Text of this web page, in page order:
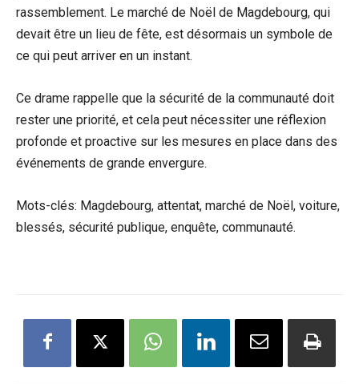
rassemblement. Le marché de Noël de Magdebourg, qui
devait être un lieu de fête, est désormais un symbole de
ce qui peut arriver en un instant.
Ce drame rappelle que la sécurité de la communauté doit
rester une priorité, et cela peut nécessiter une réflexion
profonde et proactive sur les mesures en place dans des
événements de grande envergure.
Mots-clés: Magdebourg, attentat, marché de Noël, voiture,
blessés, sécurité publique, enquête, communauté.